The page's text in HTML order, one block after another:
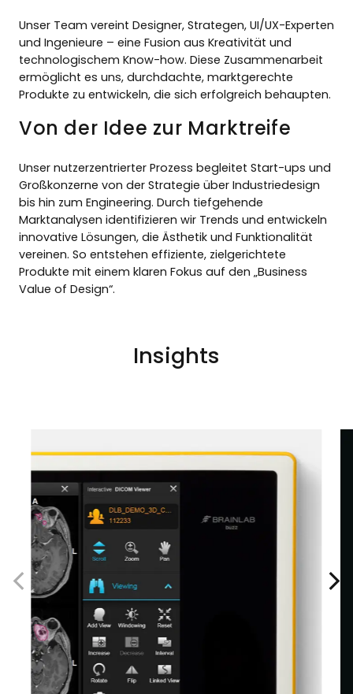
Unser Team vereint Designer, Strategen, UI/UX-Experten
und Ingenieure – eine Fusion aus Kreativität und
technologischem Know-how. Diese Zusammenarbeit
ermöglicht es uns, durchdachte, marktgerechte
Produkte zu entwickeln, die sich erfolgreich behaupten.
Von der Idee zur Marktreife
Unser nutzerzentrierter Prozess begleitet Start-ups und
Großkonzerne von der Strategie über Industriedesign
bis hin zum Engineering. Durch tiefgehende
Marktanalysen identifizieren wir Trends und entwickeln
innovative Lösungen, die Ästhetik und Funktionalität
vereinen. So entstehen effiziente, zielgerichtete
Produkte mit einem klaren Fokus auf den „Business
Value of Design“.
Insights